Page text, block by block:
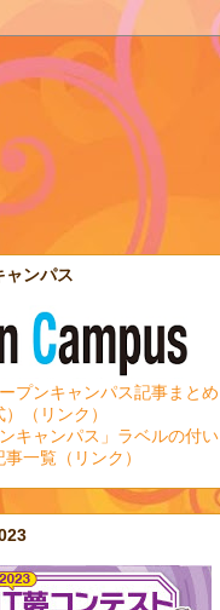
ャンパス
プンキャンパス記事まとめ
）（リンク）
ンキャンパス」ラベルの付い
一覧（リンク）